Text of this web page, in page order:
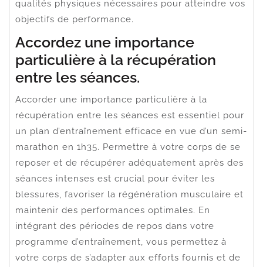
qualités physiques nécessaires pour atteindre vos
objectifs de performance.
Accordez une importance
particulière à la récupération
entre les séances.
Accorder une importance particulière à la
récupération entre les séances est essentiel pour
un plan d’entraînement efficace en vue d’un semi-
marathon en 1h35. Permettre à votre corps de se
reposer et de récupérer adéquatement après des
séances intenses est crucial pour éviter les
blessures, favoriser la régénération musculaire et
maintenir des performances optimales. En
intégrant des périodes de repos dans votre
programme d’entraînement, vous permettez à
votre corps de s’adapter aux efforts fournis et de